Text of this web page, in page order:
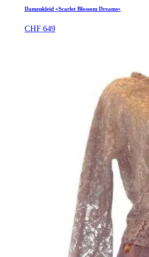
Damenkleid «Scarlet Blossom Dreams»
CHF 649